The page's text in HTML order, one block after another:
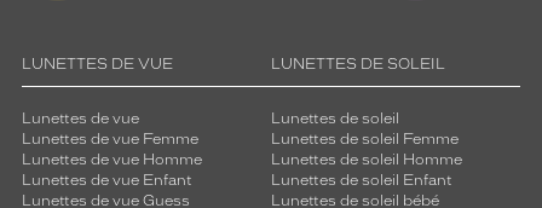
LUNETTES DE VUE
Lunettes de vue
Lunettes de vue Femme
Lunettes de vue Homme
Lunettes de vue Enfant
Lunettes de vue Guess
LUNETTES DE SOLEIL
Lunettes de soleil
Lunettes de soleil Femme
Lunettes de soleil Homme
Lunettes de soleil Enfant
Lunettes de soleil bébé